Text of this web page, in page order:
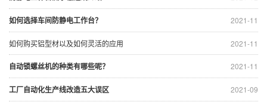
2021-11
如何选择车间防静电工作台？
2021-11
如何购买铝型材以及如何灵活的应用
2021-11
自动锁螺丝机的种类有哪些呢？
2021-09
工厂自动化生产线改造五大误区